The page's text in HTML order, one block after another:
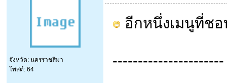
จังหวัด: นครราชสีมา
โพสต์: 64
อีกหนึ่งเมนูที่ช
----------------------